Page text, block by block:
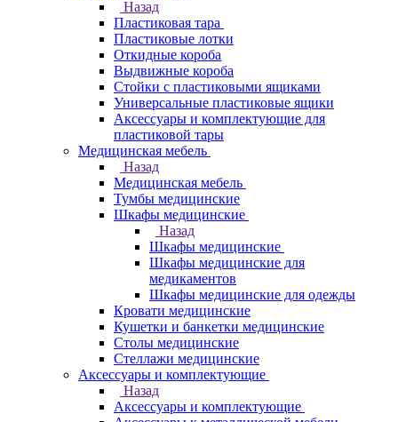
Назад
Пластиковая тара
Пластиковые лотки
Откидные короба
Выдвижные короба
Стойки с пластиковыми ящиками
Универсальные пластиковые ящики
Аксессуары и комплектующие для
пластиковой тары
Медицинская мебель
Назад
Медицинская мебель
Тумбы медицинские
Шкафы медицинские
Назад
Шкафы медицинские
Шкафы медицинские для
медикаментов
Шкафы медицинские для одежды
Кровати медицинские
Кушетки и банкетки медицинские
Столы медицинские
Стеллажи медицинские
Аксессуары и комплектующие
Назад
Аксессуары и комплектующие